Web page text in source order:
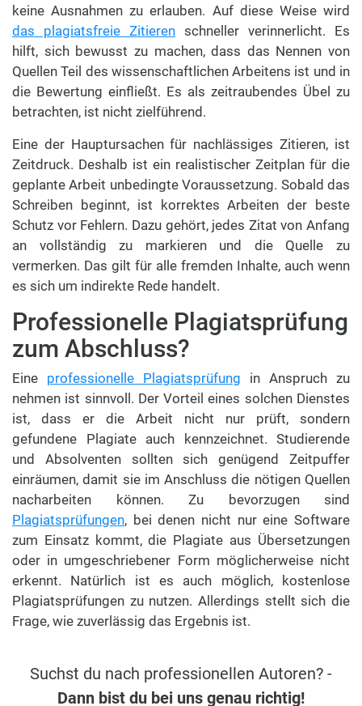
keine Ausnahmen zu erlauben. Auf diese Weise wird
das plagiatsfreie Zitieren schneller verinnerlicht. Es
hilft, sich bewusst zu machen, dass das Nennen von
Quellen Teil des wissenschaftlichen Arbeitens ist und in
die Bewertung einfließt. Es als zeitraubendes Übel zu
betrachten, ist nicht zielführend.
Eine der Hauptursachen für nachlässiges Zitieren, ist
Zeitdruck. Deshalb ist ein realistischer Zeitplan für die
geplante Arbeit unbedingte Voraussetzung. Sobald das
Schreiben beginnt, ist korrektes Arbeiten der beste
Schutz vor Fehlern. Dazu gehört, jedes Zitat von Anfang
an vollständig zu markieren und die Quelle zu
vermerken. Das gilt für alle fremden Inhalte, auch wenn
es sich um indirekte Rede handelt.
Professionelle Plagiatsprüfung
zum Abschluss?
Eine professionelle Plagiatsprüfung in Anspruch zu
nehmen ist sinnvoll. Der Vorteil eines solchen Dienstes
ist, dass er die Arbeit nicht nur prüft, sondern
gefundene Plagiate auch kennzeichnet. Studierende
und Absolventen sollten sich genügend Zeitpuffer
einräumen, damit sie im Anschluss die nötigen Quellen
nacharbeiten können. Zu bevorzugen sind
Plagiatsprüfungen, bei denen nicht nur eine Software
zum Einsatz kommt, die Plagiate aus Übersetzungen
oder in umgeschriebener Form möglicherweise nicht
erkennt. Natürlich ist es auch möglich, kostenlose
Plagiatsprüfungen zu nutzen. Allerdings stellt sich die
Frage, wie zuverlässig das Ergebnis ist.
Suchst du nach professionellen Autoren? -
Dann bist du bei uns genau richtig!